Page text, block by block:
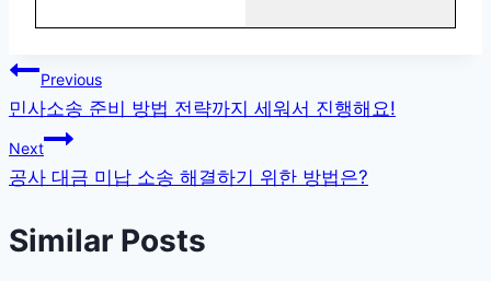
글
탐
색
Previous
민사소송 준비 방법 전략까지 세워서 진행해요!
Next
공사 대금 미납 소송 해결하기 위한 방법은?
Similar Posts